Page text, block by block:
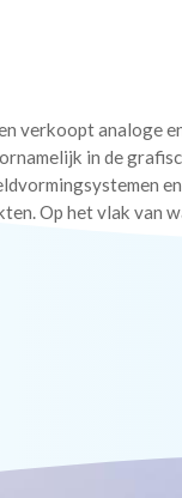
verkoopt analoge
in de
Op het vlak van